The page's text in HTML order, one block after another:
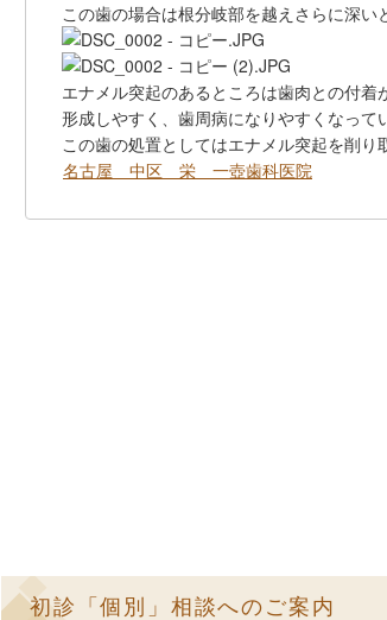
この歯の場合は根分岐部を越えさらに深い
エナメル突起のあるところは歯肉との付
形成しやすく、歯周病になりやすくなって
この歯の処置としてはエナメル突起を削り
名古屋 中区 栄 一壺歯科医院
初診「個別」相談へのご案内